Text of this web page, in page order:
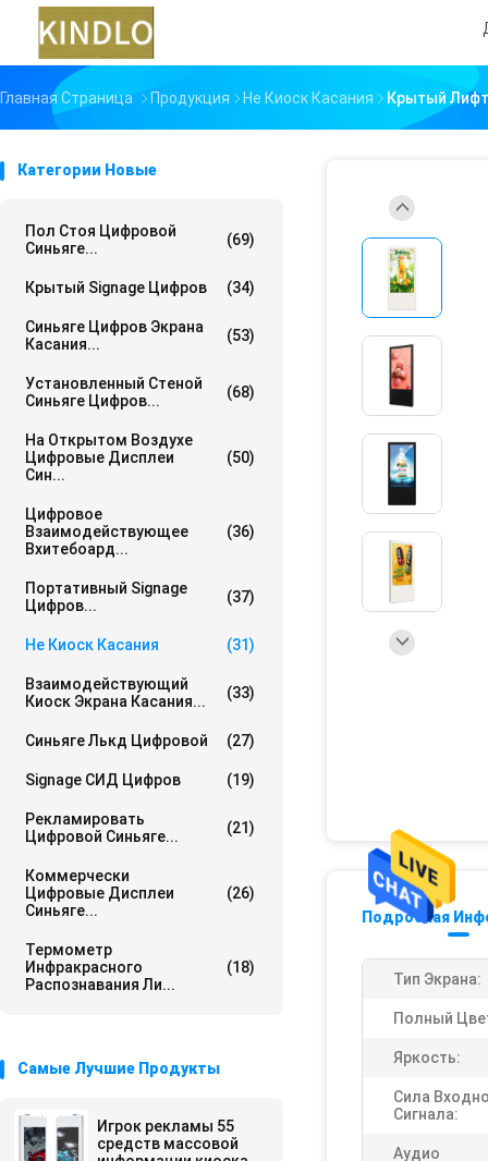
Главная Страница Продукция Не Киоск Касания Крытый
Категории Новые
Пол Стоя Цифровой
Синьяге...
(69)
Крытый Signage Цифров (34)
Синьяге Цифров Экрана
Касания...
(53)
Установленный Стеной
Синьяге Цифров...
(68)
На Открытом Воздухе
Цифровые Дисплеи
Син...
(50)
Цифровое
Взаимодействующее
Вхитебоард...
(36)
Портативный Signage
Цифров...
(37)
Не Киоск Касания (31)
Взаимодействующий
Киоск Экрана Касания...
(33)
Синьяге Лькд Цифровой (27)
Signage СИД Цифров (19)
Рекламировать
Цифровой Синьяге...
(21)
Коммерчески
Цифровые Дисплеи
Синьяге...
(26)
Термометр
Инфракрасного
Распознавания Ли...
(18)
Самые Лучшие Продукты
Игрок рекламы 55
средств массовой
Подробная
Тип Экрана:
Полный
Яркость:
Сила
Сигнала:
Аудио